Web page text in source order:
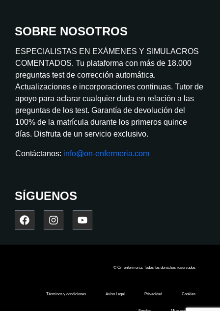
SOBRE NOSOTROS
ESPECIALISTAS EN EXÁMENES Y SIMULACROS
COMENTADOS. Tu plataforma con más de 18.000
preguntas test de corrección automática.
Actualizaciones e incorporaciones continuas. Tutor de
apoyo para aclarar cualquier duda en relación a las
preguntas de los test. Garantía de devolución del
100% de la matrícula durante los primeros quince
días. Disfruta de un servicio exclusivo.
Contáctanos: info@on-enfermeria.com
SÍGUENOS
© On-enfermería: Todos los derechos reservados
Términos y condiciones Aviso Legal Privacidad Cookies